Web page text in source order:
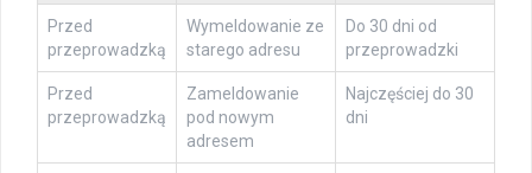
Przed
przeprowadzką
Wymeldowanie ze
starego adresu
Do 30 dni od
przeprowadzki
Przed
przeprowadzką
Zameldowanie
pod nowym
adresem
Najczęściej do 30
dni